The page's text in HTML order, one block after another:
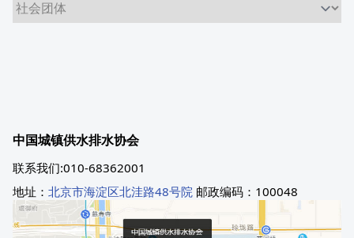
中国城镇供水排水协会
联系我们:010-68362001
地址： 北京市海淀区北洼路48号院 邮政编码：100048